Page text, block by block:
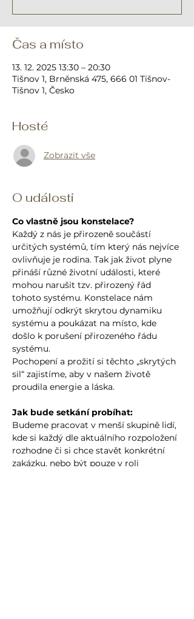
Čas a místo
13. 12. 2025 13:30 – 20:30
Tišnov 1, Brněnská 475, 666 01 Tišnov-
Tišnov 1, Česko
Hosté
Zobrazit vše
O události
Co vlastně jsou konstelace?
Každý z nás je přirozeně součástí
určitých systémů, tím který nás nejvíce
ovlivňuje je rodina. Tak jak život plyne
přináší různé životní události, které
mohou narušit tzv. přirozený řád
tohoto systému. Konstelace nám
umožňují odkrýt skrytou dynamiku
systému a poukázat na místo, kde
došlo k porušení přirozeného řádu
systému.
Pochopení a prožití si těchto „skrytých
sil“ zajistíme, aby v našem životě
proudila energie a láska.
Jak bude setkání probíhat:
Budeme pracovat v menší skupině lidí,
kde si každý dle aktuálního rozpoložení
rozhodne či si chce stavět konkrétní
zakázku, nebo být pouze v roli